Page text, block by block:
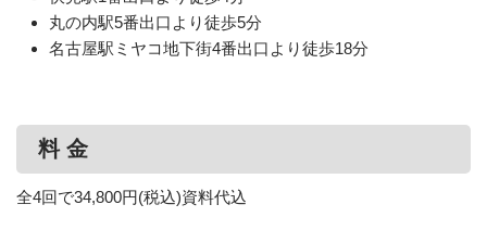
丸の内駅5番出口より徒歩5分
名古屋駅ミヤコ地下街4番出口より徒歩18分
料 金
全4回で34,800円(税込)資料代込